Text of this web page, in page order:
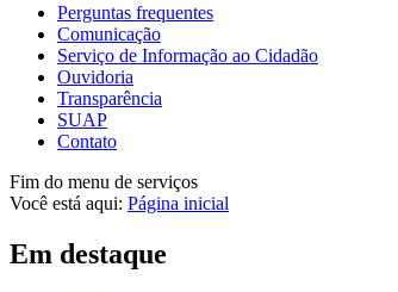
Perguntas frequentes
Comunicação
Serviço de Informação ao Cidadão
Ouvidoria
Transparência
SUAP
Contato
Fim do menu de serviços
Você está aqui: Página inicial
Em destaque